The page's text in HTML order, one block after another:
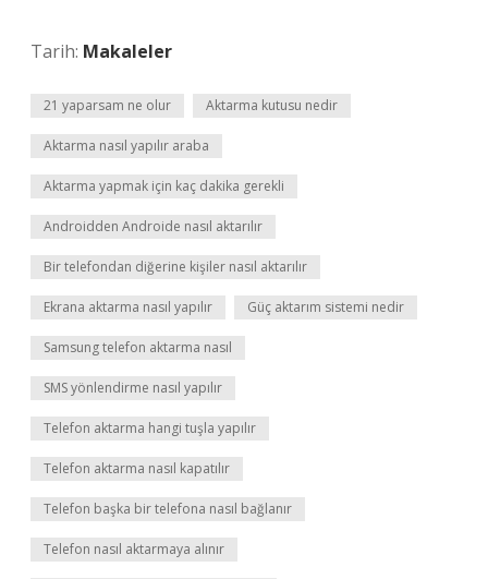
Tarih: Makaleler
21 yaparsam ne olur Aktarma kutusu nedir
Aktarma nasıl yapılır araba
Aktarma yapmak için kaç dakika gerekli
Androidden Androide nasıl aktarılır
Bir telefondan diğerine kişiler nasıl aktarılır
Ekrana aktarma nasıl yapılır Güç aktarım sistemi nedir
Samsung telefon aktarma nasıl
SMS yönlendirme nasıl yapılır
Telefon aktarma hangi tuşla yapılır
Telefon aktarma nasıl kapatılır
Telefon başka bir telefona nasıl bağlanır
Telefon nasıl aktarmaya alınır